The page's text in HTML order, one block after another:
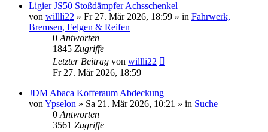
Ligier JS50 Stoßdämpfer Achsschenkel
von willli22 » Fr 27. Mär 2026, 18:59 » in Fahrwerk,
Bremsen, Felgen & Reifen
0Antworten
1845 Zugriffe
Letzter Beitrag von willli22
Fr 27. Mär 2026, 18:59
JDM Abaca Kofferaum Abdeckung
vonYpselon » Sa 21. Mär 2026, 10:21 » in Suche
0Antworten
3561 Zugriffe